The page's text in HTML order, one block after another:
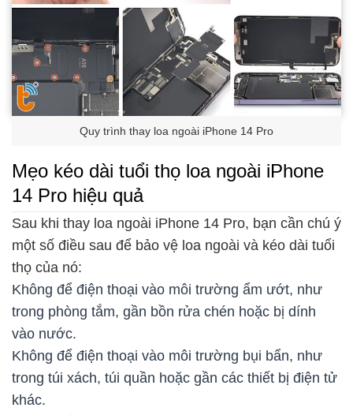
Quy trình thay loa ngoài iPhone 14 Pro
Mẹo kéo dài tuổi thọ loa ngoài iPhone
14 Pro hiệu quả
Sau khi thay loa ngoài iPhone 14 Pro, bạn cần chú ý
một số điều sau để bảo vệ loa ngoài và kéo dài tuổi
thọ của nó:
Không để điện thoại vào môi trường ẩm ướt, như
trong phòng tắm, gần bồn rửa chén hoặc bị dính
vào nước.
Không để điện thoại vào môi trường bụi bẩn, như
trong túi xách, túi quần hoặc gần các thiết bị điện tử
khác.